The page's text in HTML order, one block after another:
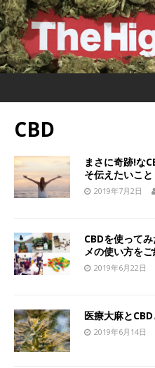
CBD
まさに奇跡!な
そ伝えたいこと
2019年7月2日
CBDを使って
メの使い方をご
2019年6月22日
医療大麻と
2019年6月14日